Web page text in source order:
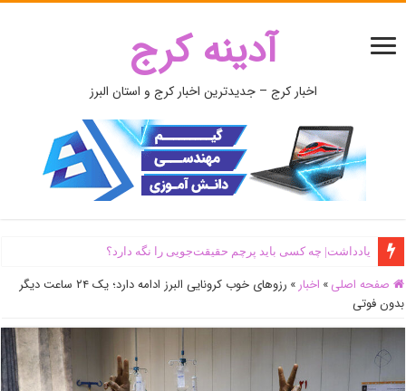
آدینه کرج
اخبار کرج – جدیدترین اخبار کرج و استان البرز
یادداشت| ‌چه کسی باید پرچم حقیقت‌جویی را نگه دارد؟
صفحه اصلی » اخبار »
رزو‌های خوب کرونایی البرز ادامه دارد؛ یک ۲۴ ساعت دیگر
بدون فوتی